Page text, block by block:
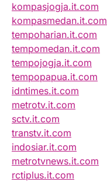
kompasjogja.it.com
kompasmedan.it.com
tempoharian.it.com
tempomedan.it.com
tempojogja.it.com
tempopapua.it.com
idntimes.it.com
metrotv.it.com
sctv.it.com
transtv.it.com
indosiar.it.com
metrotvnews.it.com
rctiplus.it.com